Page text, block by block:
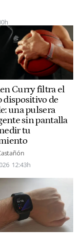
Curry filtra el
dispositivo de
una pulsera
sin pantalla
tu
12:43h